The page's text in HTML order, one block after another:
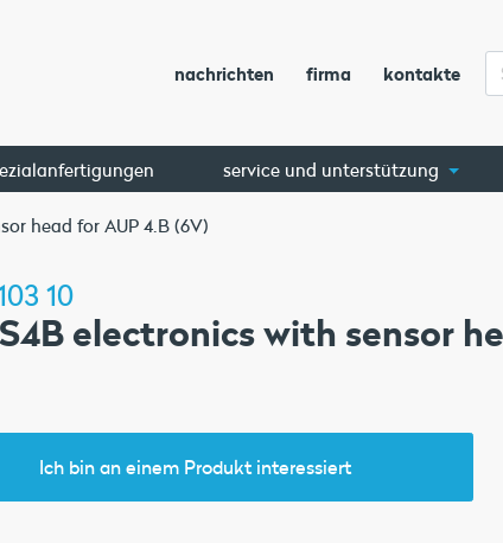
nachrichten firma kontakte
service und unterstützung
head for AUP 4.B (6V)
10
electronics with sensor
Ich bin an einem Produkt interessiert